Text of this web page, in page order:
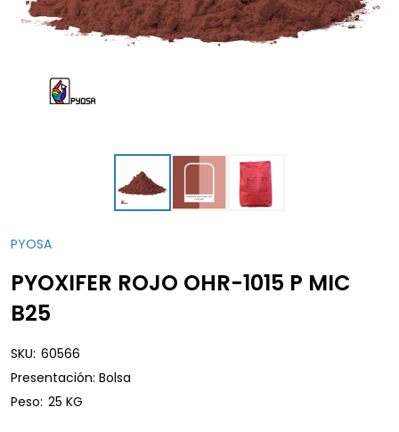
PYOSA
PYOXIFER ROJO OHR-1015 P MIC
B25
SKU: 60566
Presentación: Bolsa
Peso: 25 KG